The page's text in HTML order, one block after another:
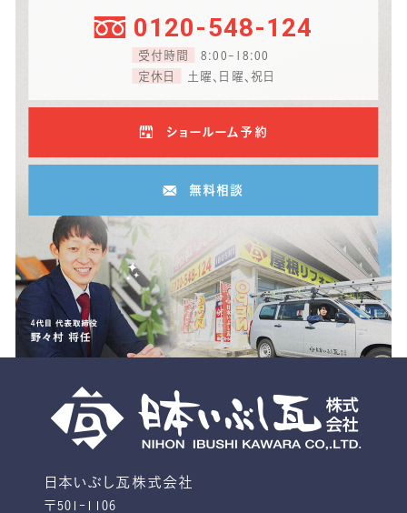
0120-548-124
受付時間
8:00-18:00
定休日
土曜、日曜、祝日
ショールーム予約
無料相談
日本いぶし瓦株式会社
〒501-1106